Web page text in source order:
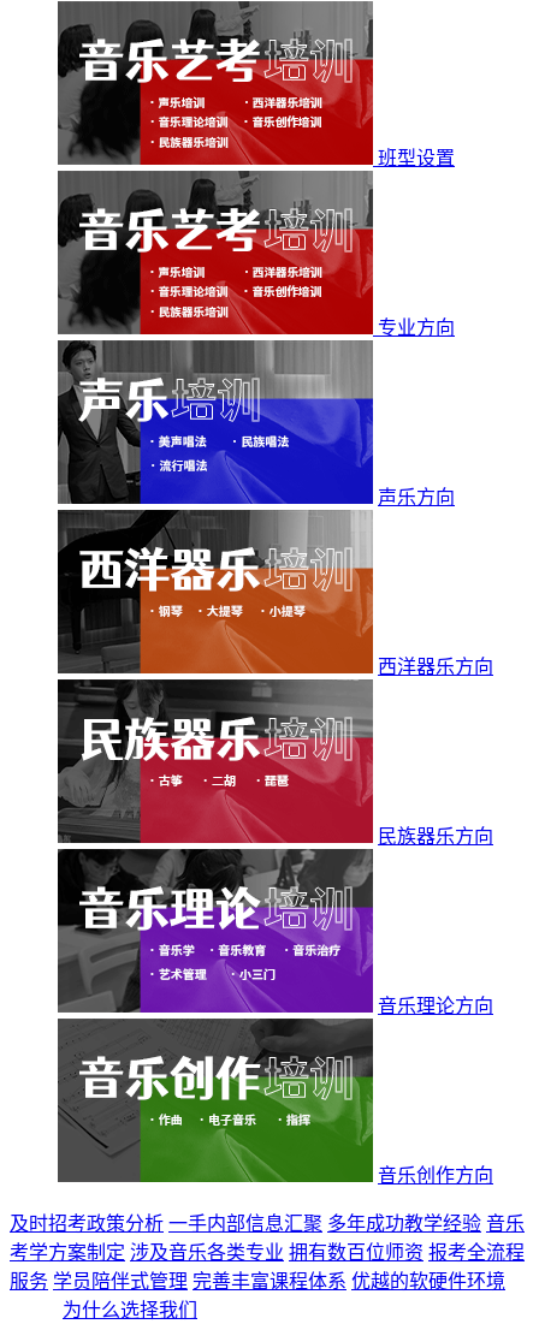
班型设置
专业方向
声乐方向
西洋器乐方向
民族器乐方向
音乐理论方向
音乐创作方向
及时招考政策分析 一手内部信息汇聚 多年成功教学经验 音乐
考学方案制定 涉及音乐各类专业 拥有数百位师资 报考全流程
服务 学员陪伴式管理 完善丰富课程体系 优越的软硬件环境
为什么选择我们